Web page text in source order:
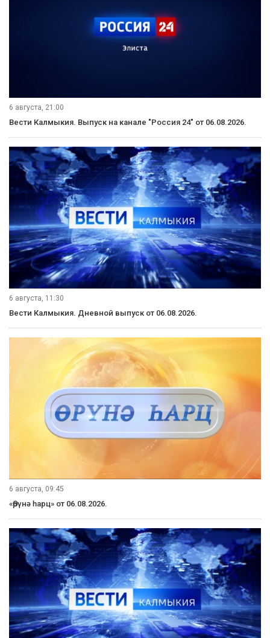
6 августа, 21:00
Вести Калмыкия. Выпуск на канале "Россия 24" от 06.08.2026.
6 августа, 11:30
Вести Калмыкия. Дневной выпуск от 06.08.2026.
6 августа, 09:45
«Өрүнә һарц» от 06.08.2026.